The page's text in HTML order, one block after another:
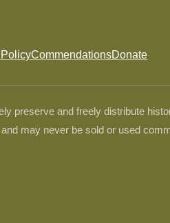
CommendationsDonate
preserve and freely distribute
may never be sold or used